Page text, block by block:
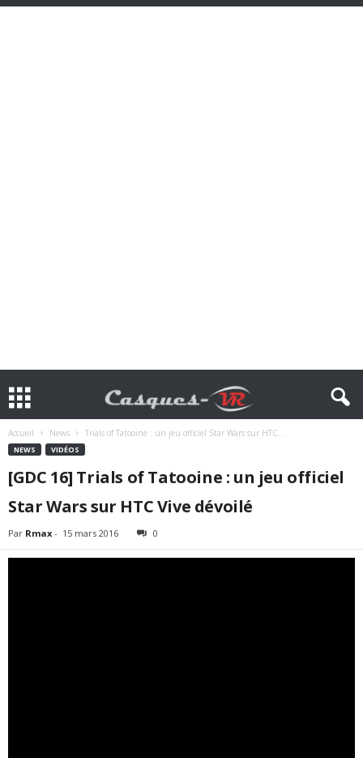
Accueil News Trials of Tatooine : un jeu officiel Star Wars sur HTC...
NEWS VIDÉOS
[GDC 16] Trials of Tatooine : un jeu officiel
Star Wars sur HTC Vive dévoilé
Par Rmax - 15 mars 2016 0